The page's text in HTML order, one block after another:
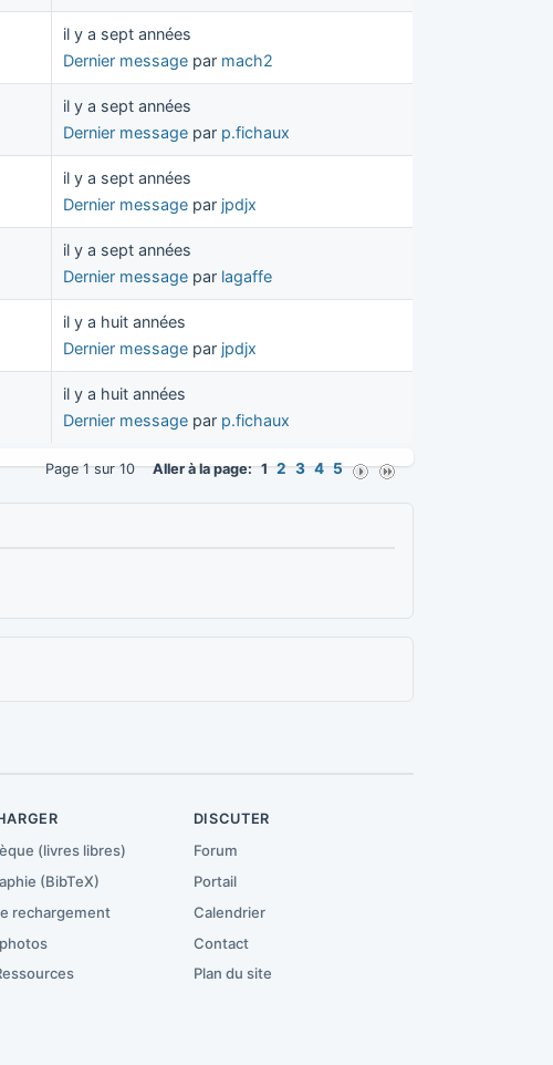
il y a sept années
Dernier message par mach2
il y a sept années
Dernier message par p.fichaux
il y a sept années
Dernier message par jpdjx
il y a sept années
Dernier message par lagaffe
il y a huit années
Dernier message par jpdjx
il y a huit années
Dernier message par p.fichaux
Page 1 sur 10Aller à la page: 1 2 3 4 5
(livres libres)
(BibTeX)
rechargement
DISCUTER
Forum
Portail
Calendrier
Contact
Plan du site